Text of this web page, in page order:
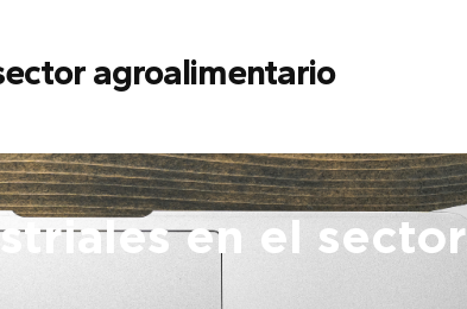
agroalimentario
en el sector